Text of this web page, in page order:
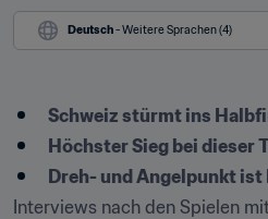
Deutsch - Weitere Sprachen (4)
Schweiz stürmt ins
Höchster Sieg bei dieser
Dreh- und Angelpunkt ist
Interviews nach den Spielen